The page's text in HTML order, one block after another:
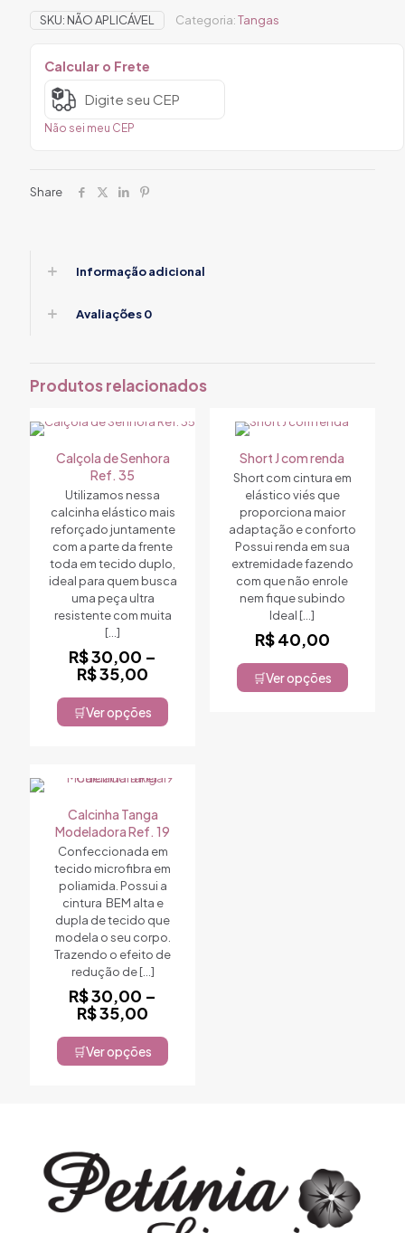
SKU: NÃO APLICÁVEL Categoria:Tangas
Calcular o Frete
Não sei meu CEP
Share
Informação adicional
Avaliações0
Produtos relacionados
Calçola de Senhora
Ref. 35
Utilizamos nessa
calcinha elástico mais
reforçado juntamente
com a parte da frente
toda em tecido duplo,
ideal para quem busca
uma peça ultra
resistente com muita
[…]
R$30,00 –
R$35,00
preço:
R$ 30,00
Ver opções
Este
variantes.
opções
podem
ser
escolhidas
na
página
do
produto
Short J com renda
Short com cintura em
elástico viés que
proporciona maior
adaptação e conforto
Possui renda em sua
extremidade fazendo
com que não enrole
nem fique subindo
Ideal […]
R$40,00
Ver opções
Este
Calcinha Tanga
Modeladora Ref. 19
Confeccionada em
tecido microfibra em
poliamida. Possui a
cintura BEM alta e
dupla de tecido que
modela o seu corpo.
Trazendo o efeito de
redução de[…]
R$30,00 –
R$35,00
preço:
R$ 30,00
Ver opções
Este
podem
ser
escolhidas